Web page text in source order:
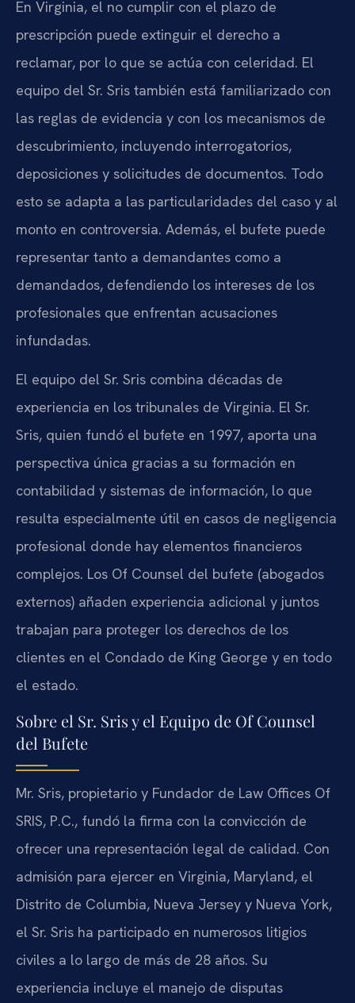
En Virginia, el no cumplir con el plazo de
prescripción puede extinguir el derecho a
reclamar, por lo que se actúa con celeridad. El
equipo del Sr. Sris también está familiarizado con
las reglas de evidencia y con los mecanismos de
descubrimiento, incluyendo interrogatorios,
deposiciones y solicitudes de documentos. Todo
esto se adapta a las particularidades del caso y al
monto en controversia. Además, el bufete puede
representar tanto a demandantes como a
demandados, defendiendo los intereses de los
profesionales que enfrentan acusaciones
infundadas.
El equipo del Sr. Sris combina décadas de
experiencia en los tribunales de Virginia. El Sr.
Sris, quien fundó el bufete en 1997, aporta una
perspectiva única gracias a su formación en
contabilidad y sistemas de información, lo que
resulta especialmente útil en casos de negligencia
profesional donde hay elementos financieros
complejos. Los Of Counsel del bufete (abogados
externos) añaden experiencia adicional y juntos
trabajan para proteger los derechos de los
clientes en el Condado de King George y en todo
el estado.
Sobre el Sr. Sris y el Equipo de Of Counsel
del Bufete
Mr. Sris, propietario y Fundador de Law Offices Of
SRIS, P.C., fundó la firma con la convicción de
ofrecer una representación legal de calidad. Con
admisión para ejercer en Virginia, Maryland, el
Distrito de Columbia, Nueva Jersey y Nueva York,
el Sr. Sris ha participado en numerosos litigios
civiles a lo largo de más de 28 años. Su
experiencia incluye el manejo de disputas